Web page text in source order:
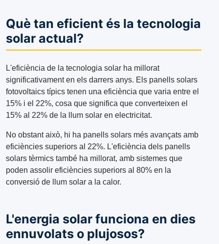
Què tan eficient és la tecnologia
solar actual?
L'eficiència de la tecnologia solar ha millorat
significativament en els darrers anys. Els panells solars
fotovoltaics típics tenen una eficiència que varia entre el
15% i el 22%, cosa que significa que converteixen el
15% al ​​22% de la llum solar en electricitat.
No obstant això, hi ha panells solars més avançats amb
eficiències superiors al 22%. L'eficiència dels panells
solars tèrmics també ha millorat, amb sistemes que
poden assolir eficiències superiors al 80% en la
conversió de llum solar a la calor.
L'energia solar funciona en dies
ennuvolats o plujosos?